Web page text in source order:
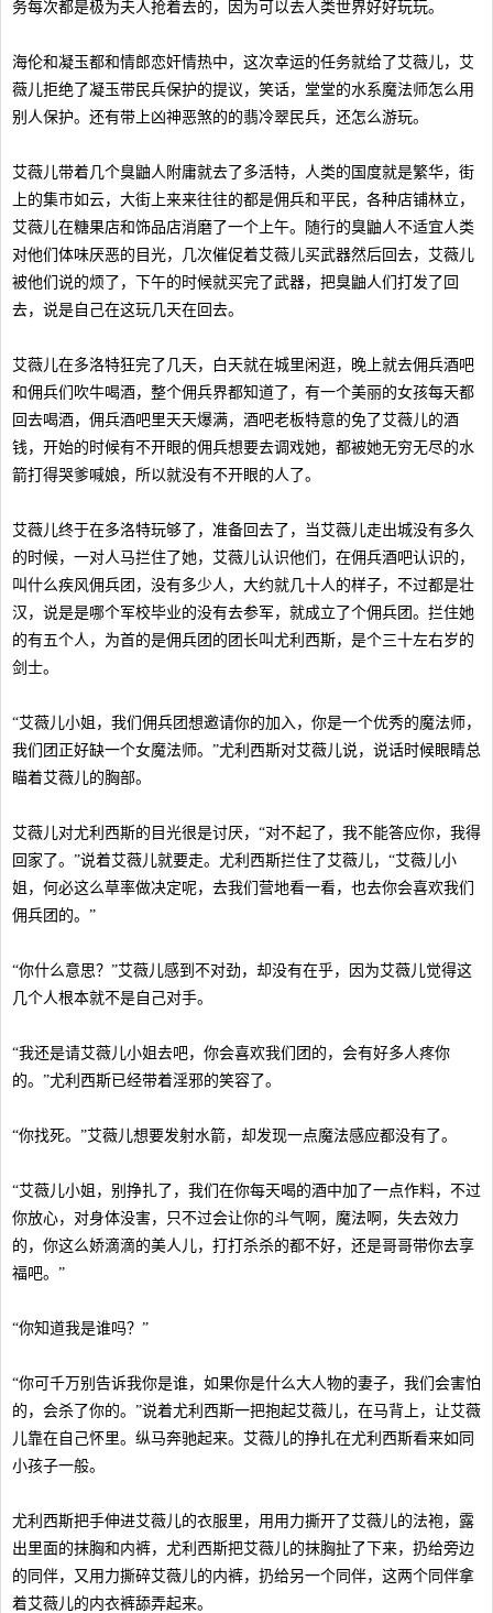
务每次都是极为夫人抢着去的，因为可以去人类世界好好玩玩。
海伦和凝玉都和情郎恋奸情热中，这次幸运的任务就给了艾薇儿，艾
薇儿拒绝了凝玉带民兵保护的提议，笑话，堂堂的水系魔法师怎么用
别人保护。还有带上凶神恶煞的的翡冷翠民兵，还怎么游玩。
艾薇儿带着几个臭鼬人附庸就去了多活特，人类的国度就是繁华，街
上的集市如云，大街上来来往往的都是佣兵和平民，各种店铺林立，
艾薇儿在糖果店和饰品店消磨了一个上午。随行的臭鼬人不适宜人类
对他们体味厌恶的目光，几次催促着艾薇儿买武器然后回去，艾薇儿
被他们说的烦了，下午的时候就买完了武器，把臭鼬人们打发了回
去，说是自己在这玩几天在回去。
艾薇儿在多洛特狂完了几天，白天就在城里闲逛，晚上就去佣兵酒吧
和佣兵们吹牛喝酒，整个佣兵界都知道了，有一个美丽的女孩每天都
回去喝酒，佣兵酒吧里天天爆满，酒吧老板特意的免了艾薇儿的酒
钱，开始的时候有不开眼的佣兵想要去调戏她，都被她无穷无尽的水
箭打得哭爹喊娘，所以就没有不开眼的人了。
艾薇儿终于在多洛特玩够了，准备回去了，当艾薇儿走出城没有多久
的时候，一对人马拦住了她，艾薇儿认识他们，在佣兵酒吧认识的，
叫什么疾风佣兵团，没有多少人，大约就几十人的样子，不过都是壮
汉，说是是哪个军校毕业的没有去参军，就成立了个佣兵团。拦住她
的有五个人，为首的是佣兵团的团长叫尤利西斯，是个三十左右岁的
剑士。
“艾薇儿小姐，我们佣兵团想邀请你的加入，你是一个优秀的魔法师，
我们团正好缺一个女魔法师。”尤利西斯对艾薇儿说，说话时候眼睛总
瞄着艾薇儿的胸部。
艾薇儿对尤利西斯的目光很是讨厌，“对不起了，我不能答应你，我得
回家了。”说着艾薇儿就要走。尤利西斯拦住了艾薇儿，“艾薇儿小
姐，何必这么草率做决定呢，去我们营地看一看，也去你会喜欢我们
佣兵团的。”
“你什么意思？”艾薇儿感到不对劲，却没有在乎，因为艾薇儿觉得这
几个人根本就不是自己对手。
“我还是请艾薇儿小姐去吧，你会喜欢我们团的，会有好多人疼你
的。”尤利西斯已经带着淫邪的笑容了。
“你找死。”艾薇儿想要发射水箭，却发现一点魔法感应都没有了。
“艾薇儿小姐，别挣扎了，我们在你每天喝的酒中加了一点作料，不过
你放心，对身体没害，只不过会让你的斗气啊，魔法啊，失去效力
的，你这么娇滴滴的美人儿，打打杀杀的都不好，还是哥哥带你去享
福吧。”
“你知道我是谁吗？”
“你可千万别告诉我你是谁，如果你是什么大人物的妻子，我们会害怕
的，会杀了你的。”说着尤利西斯一把抱起艾薇儿，在马背上，让艾薇
儿靠在自己怀里。纵马奔驰起来。艾薇儿的挣扎在尤利西斯看来如同
小孩子一般。
尤利西斯把手伸进艾薇儿的衣服里，用用力撕开了艾薇儿的法袍，露
出里面的抹胸和内裤，尤利西斯把艾薇儿的抹胸扯了下来，扔给旁边
的同伴，又用力撕碎艾薇儿的内裤，扔给另一个同伴，这两个同伴拿
着艾薇儿的内衣裤舔弄起来。